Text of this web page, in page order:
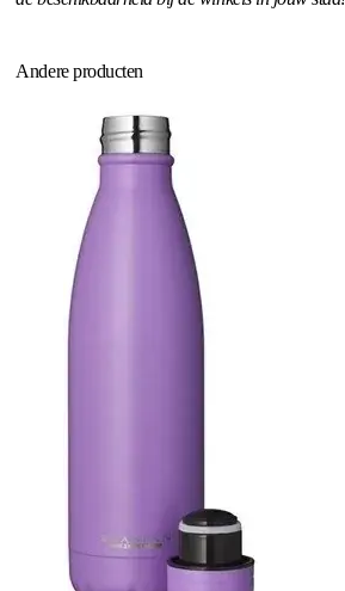
Andere producten